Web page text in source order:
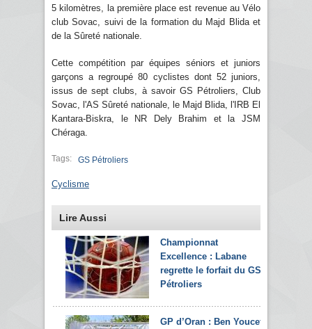
5 kilomètres, la première place est revenue au Vélo
club Sovac, suivi de la formation du Majd Blida et
de la Sûreté nationale.
Cette compétition par équipes séniors et juniors
garçons a regroupé 80 cyclistes dont 52 juniors,
issus de sept clubs, à savoir GS Pétroliers, Club
Sovac, l'AS Sûreté nationale, le Majd Blida, l'IRB El
Kantara-Biskra, le NR Dely Brahim et la JSM
Chéraga.
Tags: GS Pétroliers
Cyclisme
Lire Aussi
Championnat
Excellence : Labane
regrette le forfait du GS
Pétroliers
GP d’Oran : Ben Youcef